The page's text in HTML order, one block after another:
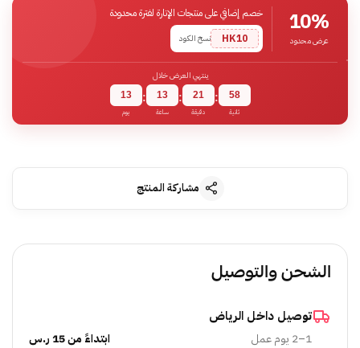
10%
عرض محدود
خصم إضافي على منتجات الإنارة لفترة محدودة
HK10
نسخ الكود
ينتهي العرض خلال
13
يوم
: 13
ساعة
: 21
دقيقة
: 58
ثانية
مشاركة المنتج
الشحن والتوصيل
توصيل داخل الرياض
1–2 يوم عمل
ابتداءً من 15 ر.س